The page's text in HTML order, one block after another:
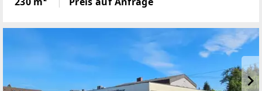
geeignet!Um die rasche Übermittlung weiterer